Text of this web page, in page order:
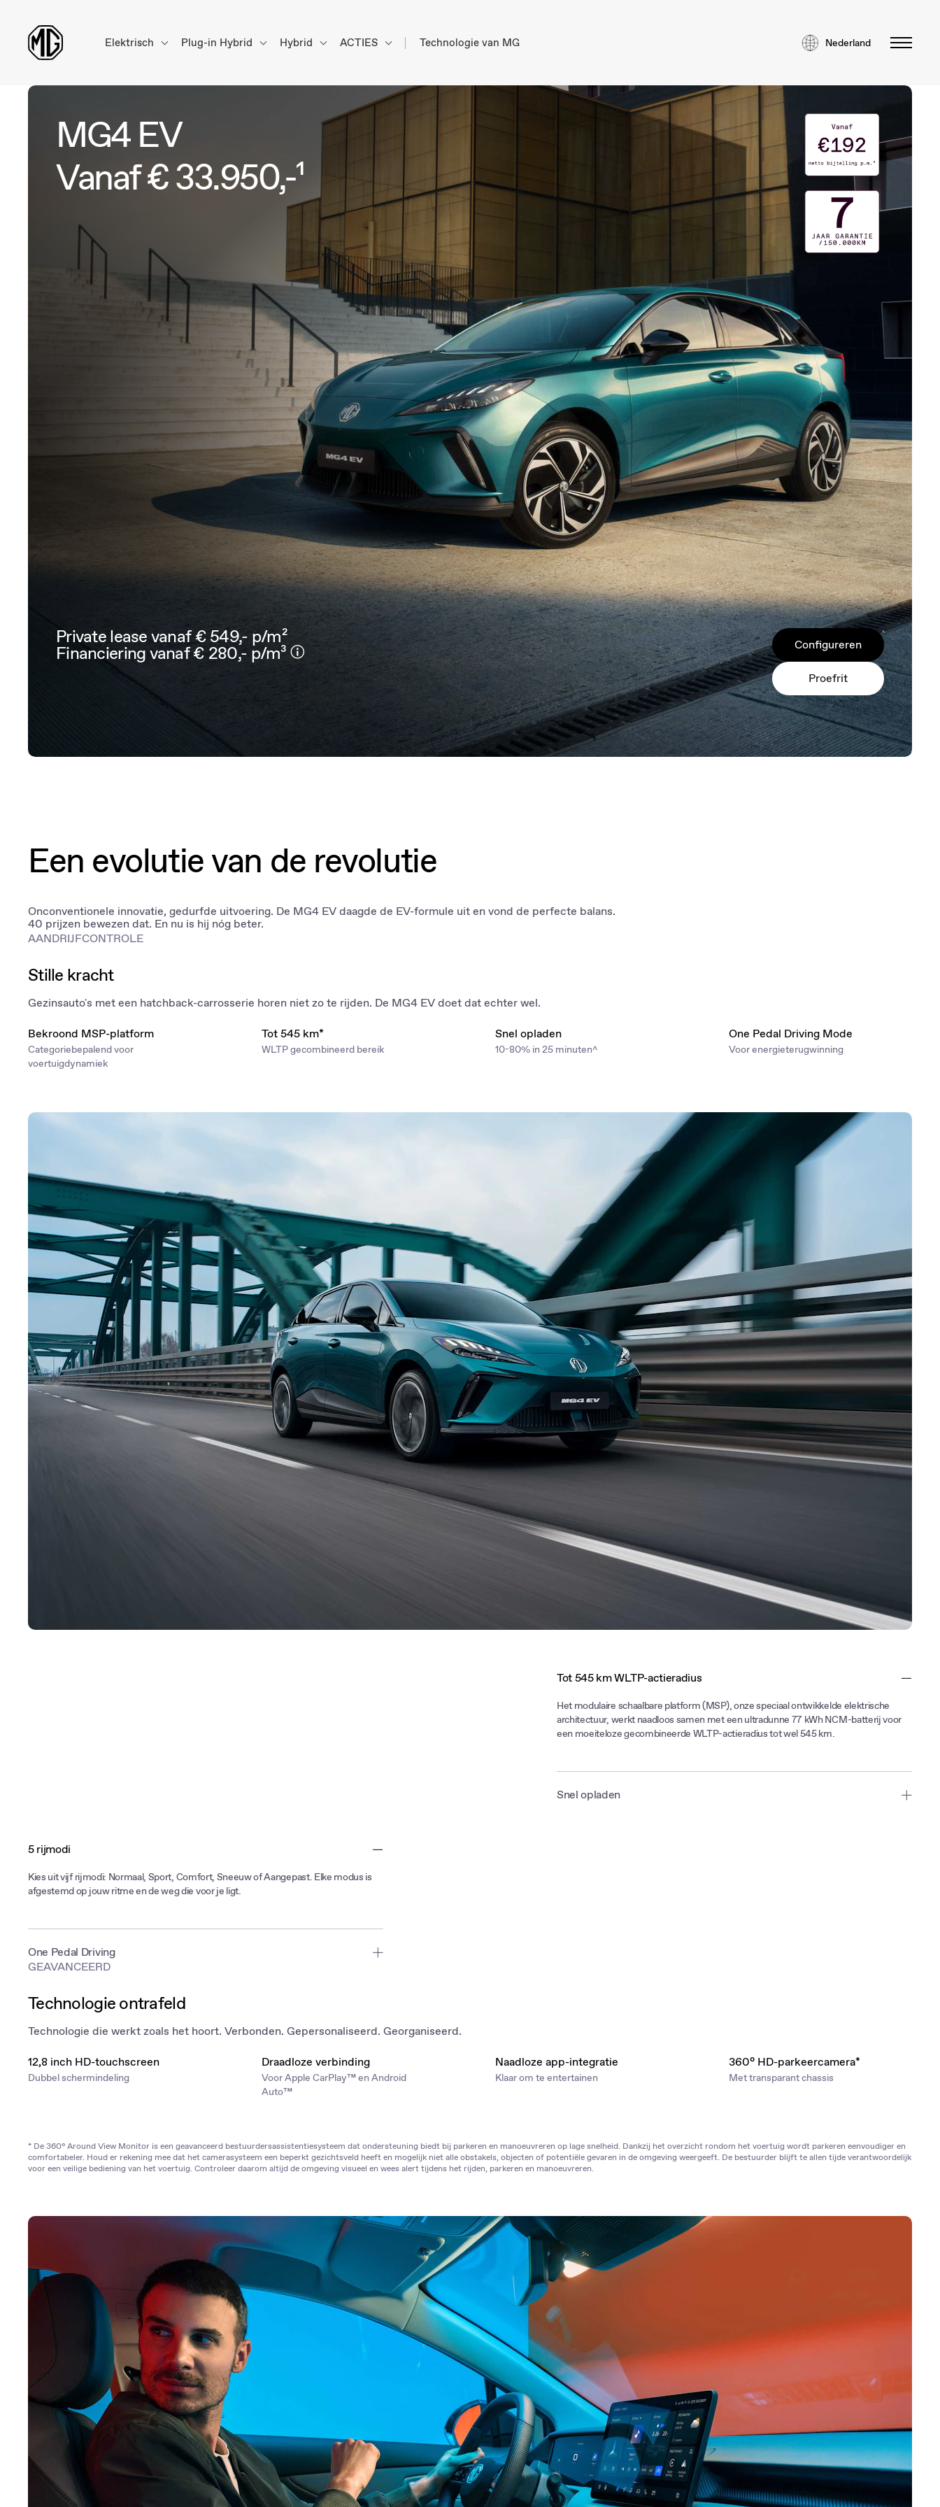
Elektrisch Plug-in Hybrid Hybrid ACTIES Technologie van MG Nederland
MG4 EV
Vanaf € 33.950,-¹
Private lease vanaf € 549,- p/m²
Financiering vanaf € 280,- p/m³ Configureren
Proefrit
Een evolutie van de revolutie
Onconventionele innovatie, gedurfde uitvoering. De MG4 EV daagde de EV-formule uit en vond de perfecte balans.
40 prijzen bewezen dat. En nu is hij nóg beter.
AANDRIJFCONTROLE
Stille kracht
Gezinsauto's met een hatchback-carrosserie horen niet zo te rijden. De MG4 EV doet dat echter wel.
Bekroond MSP-platform
Categoriebepalend voor
voertuigdynamiek
Tot 545 km*
WLTP gecombineerd bereik
Snel opladen
10-80% in 25 minuten^
One Pedal Driving Mode
Voor energieterugwinning
Tot 545 km WLTP-actieradius
Het modulaire schaalbare platform (MSP), onze speciaal ontwikkelde elektrische
architectuur, werkt naadloos samen met een ultradunne 77 kWh NCM-batterij voor
een moeiteloze gecombineerde WLTP-actieradius tot wel 545 km.
Snel opladen
5 rijmodi
Kies uit vijf rijmodi: Normaal, Sport, Comfort, Sneeuw of Aangepast. Elke modus is
afgestemd op jouw ritme en de weg die voor je ligt.
One Pedal Driving
De MG4 EV beschikt over vijf regeneratieve standen, waaronder intuïtief rijden met
GEAVANCEERD
Technologie ontrafeld
Technologie die werkt zoals het hoort. Verbonden. Gepersonaliseerd. Georganiseerd.
12,8 inch HD-touchscreen
Dubbel schermindeling
Draadloze verbinding
Voor Apple CarPlay™ en Android
Auto™
Naadloze app-integratie
Klaar om te entertainen
360° HD-parkeercamera*
Met transparant chassis
* De 360° Around View Monitor is een geavanceerd bestuurdersassistentiesysteem dat ondersteuning biedt bij parkeren en manoeuvreren op lage snelheid. Dankzij het overzicht rondom het voertuig wordt parkeren eenvoudiger en
comfortabeler. Houd er rekening mee dat het camerasysteem een beperkt gezichtsveld heeft en mogelijk niet alle obstakels, objecten of potentiële gevaren in de omgeving weergeeft. De bestuurder blijft te allen tijde verantwoordelijk
voor een veilige bediening van het voertuig. Controleer daarom altijd de omgeving visueel en wees alert tijdens het rijden, parkeren en manoeuvreren.